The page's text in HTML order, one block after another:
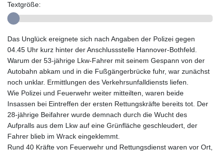
Textgröße:
Das Unglück ereignete sich nach Angaben der Polizei gegen
04.45 Uhr kurz hinter der Anschlussstelle Hannover-Bothfeld.
Warum der 53-jährige Lkw-Fahrer mit seinem Gespann von der
Autobahn abkam und in die Fußgängerbrücke fuhr, war zunächst
noch unklar. Ermittlungen des Verkehrsunfalldiensts liefen.
Wie Polizei und Feuerwehr weiter mitteilten, waren beide
Insassen bei Eintreffen der ersten Rettungskräfte bereits tot. Der
28-jährige Beifahrer wurde demnach durch die Wucht des
Aufpralls aus dem Lkw auf eine Grünfläche geschleudert, der
Fahrer blieb im Wrack eingeklemmt.
Rund 40 Kräfte von Feuerwehr und Rettungsdienst waren vor Ort,